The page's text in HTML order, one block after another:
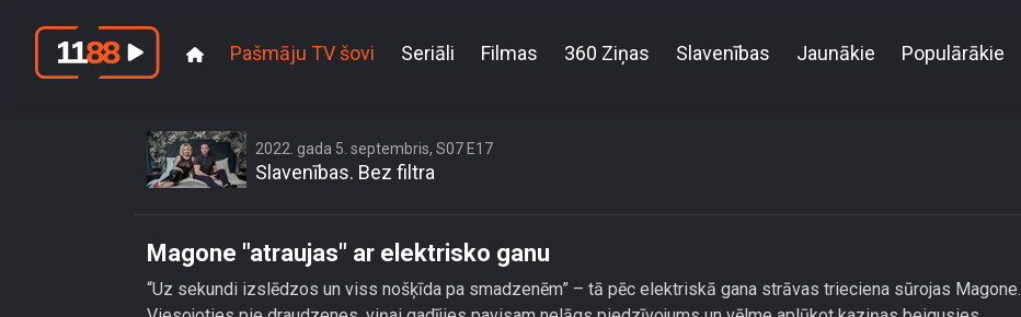
Pašmāju TV šovi Seriāli Filmas 360 Ziņas Slavenības Jaunākie Populārākie
2022. gada 5. septembris, S07 E17
Slavenības. Bez filtra
Magone "atraujas" ar elektrisko ganu
“Uz sekundi izslēdzos un viss nošķīda pa smadzenēm” – tā pēc elektriskā gana strāvas trieciena sūrojas Magone.